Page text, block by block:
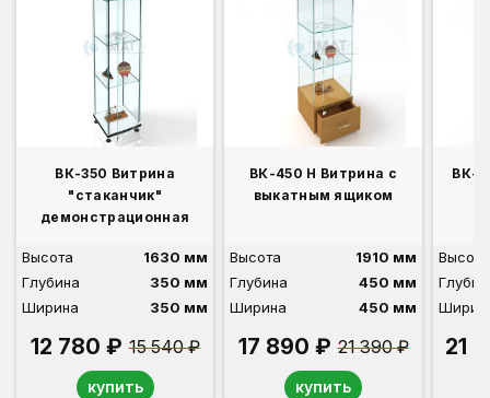
ВК-350 Витрина
"стаканчик"
демонстрационная
Высота
1630 мм
Глубина
350 мм
Ширина
350 мм
12 780 ₽ 15 540 ₽
купить
ВК-450 Н Витрина с
выкатным ящиком
Высота
1910 мм
Глубина
450 мм
Ширина
450 мм
17 890 ₽ 21 390 ₽
купить
ВК-
Высота
21